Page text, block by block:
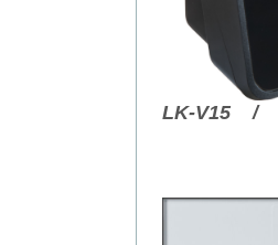
LK-V15 /